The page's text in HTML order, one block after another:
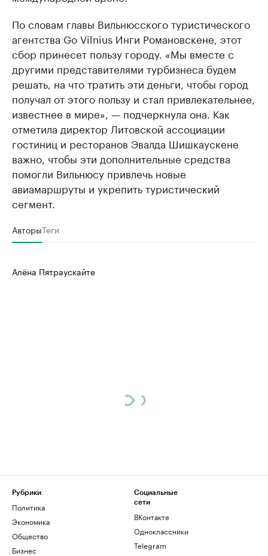
По словам главы Вильнюсского туристического
агентства Go Vilnius Инги Романовскене, этот
сбор принесет пользу городу. «Мы вместе с
другими представителями турбизнеса будем
решать, на что тратить эти деньги, чтобы город
получал от этого пользу и стал привлекательнее,
известнее в мире», — подчеркнула она. Как
отметила директор Литовской ассоциации
гостиниц и ресторанов Эвалда Шишкаускене
важно, чтобы эти дополнительные средства
помогли Вильнюсу привлечь новые
авиамаршруты и укрепить туристический
сегмент.
АвторыТеги
Алёна Пятраускайте
Рубрики
Политика
Экономика
Общество
Бизнес
Социальные
сети
ВКонтакте
Одноклассники
Telegram